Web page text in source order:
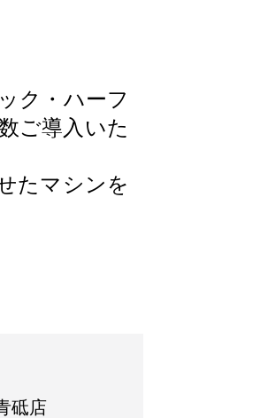
ク・ハーフ
ご導入いた
たマシンを
砥店